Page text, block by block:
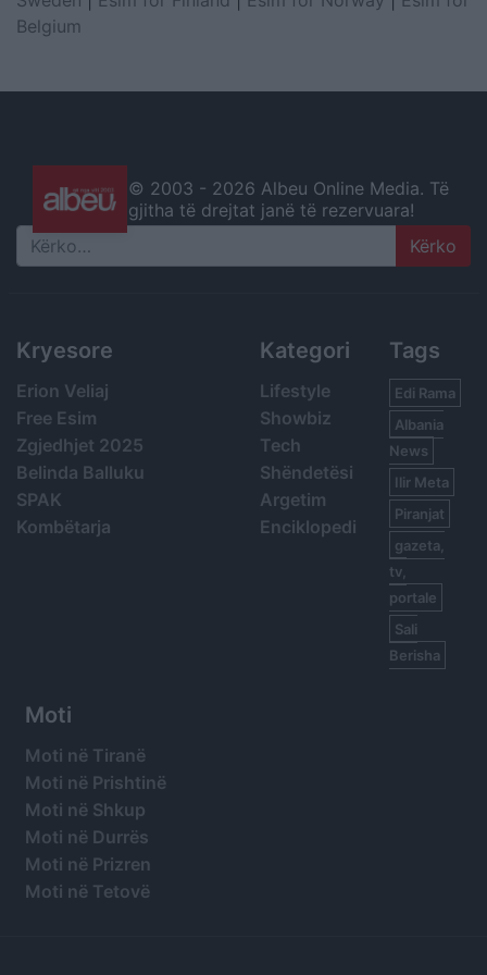
Belgium
© 2003 - 2026 Albeu Online Media. Të
gjitha të drejtat janë të rezervuara!
Search
Kryesore
Erion Veliaj
Free Esim
Zgjedhjet 2025
Belinda Balluku
SPAK
Kombëtarja
Kategori
Lifestyle
Showbiz
Tech
Shëndetësi
Argetim
Enciklopedi
Tags
Edi Rama
Albania
News
Ilir Meta
Piranjat
gazeta,
tv,
portale
Sali
Berisha
Moti
Moti në Tiranë
Moti në Prishtinë
Moti në Shkup
Moti në Durrës
Moti në Prizren
Moti në Tetovë